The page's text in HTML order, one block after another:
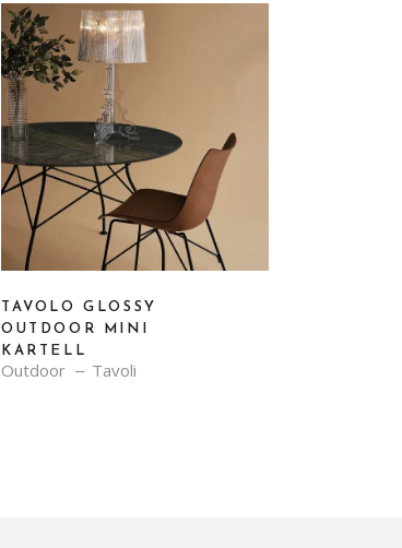
TAVOLO GLOSSY
OUTDOOR MINI
KARTELL
Outdoor Tavoli